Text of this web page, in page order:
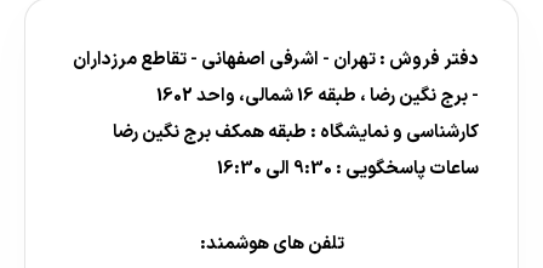
دفتر فروش : تهران - اشرفی اصفهانی - تقاطع مرزداران
- برج نگین رضا ، طبقه 16 شمالی، واحد 1602
کارشناسی و نمایشگاه : طبقه همکف برج نگین رضا
ساعات پاسخگویی : 9:30 الی 16:30
تلفن های هوشمند: